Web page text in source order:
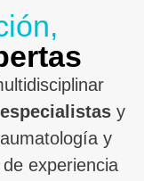
y
y
experiencia